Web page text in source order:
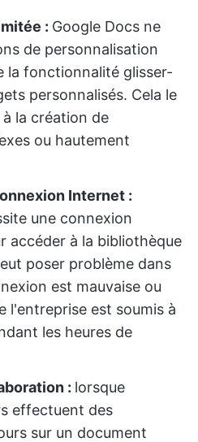
: Google Docs ne
de personnalisation
la fonctionnalité glisser-
personnalisés. Cela le
la création de
ou hautement
Internet :
une connexion
accéder à la bibliothèque
poser problème dans
est mauvaise ou
l'entreprise est soumis à
les heures de
: lorsque
effectuent des
sur un document